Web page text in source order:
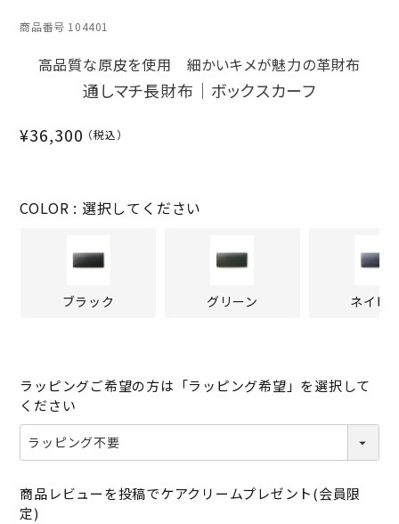
商品番号 104401
高品質な原皮を使用 細かいキメが魅力の革財布
通しマチ長財布｜ボックスカーフ
¥36,300
COLOR 選択してください
ブラック グリーン ネイビ
ラッピングご希望の方は「ラッピング希望」を選択して
ください
商品レビューを投稿でケアクリームプレゼント(会員限
定)